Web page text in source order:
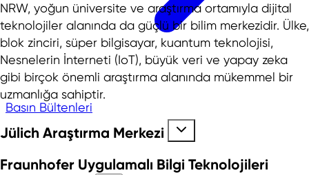
Basın Bültenleri
NRW, yoğun üniversite ve araştırma ortamıyla dijital
teknolojiler alanında da güçlü bir bilim merkezidir. Ülke,
blok zinciri, süper bilgisayar, kuantum teknolojisi,
Nesnelerin İnterneti (IoT), büyük veri ve yapay zeka
gibi birçok önemli araştırma alanında mükemmel bir
uzmanlığa sahiptir.
Jülich Araştırma Merkezi
Fraunhofer Uygulamalı Bilgi Teknolojileri